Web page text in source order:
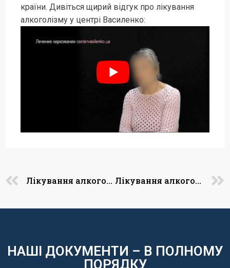
країни. Дивіться щирий відгук про лікування
алкоголізму у центрі Василенко:
Лікування алкоголізму у Рівному Лікування алкоголізму в Житомирі
НАШІ ДОКУМЕНТИ – В ПОЛНОМУ
ПОРЯДКУ